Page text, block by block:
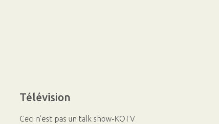
Télévision
Ceci n’est pas un talk show-KOTV